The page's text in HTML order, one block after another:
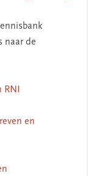
naar de
en